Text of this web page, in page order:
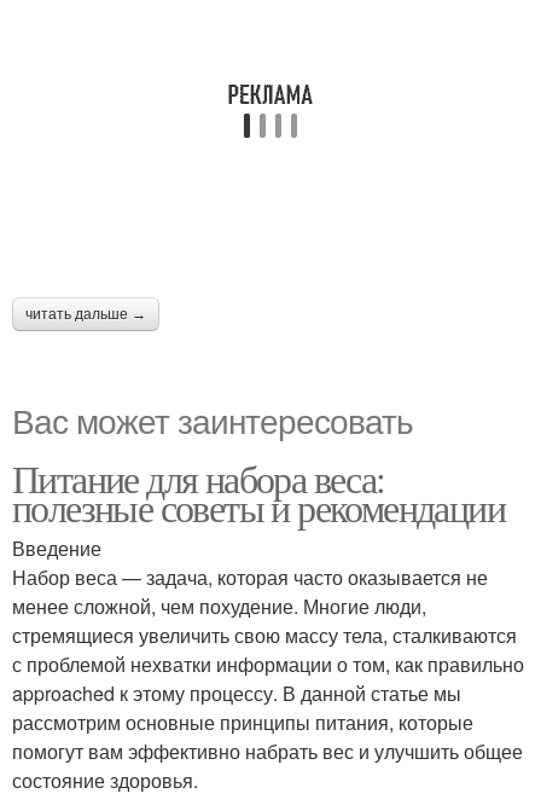
читать дальше →
Вас может заинтересовать
Питание для набора веса:
полезные советы и рекомендации
Введение
Набор веса — задача, которая часто оказывается не
менее сложной, чем похудение. Многие люди,
стремящиеся увеличить свою массу тела, сталкиваются
с проблемой нехватки информации о том, как правильно
approached к этому процессу. В данной статье мы
рассмотрим основные принципы питания, которые
помогут вам эффективно набрать вес и улучшить общее
состояние здоровья.